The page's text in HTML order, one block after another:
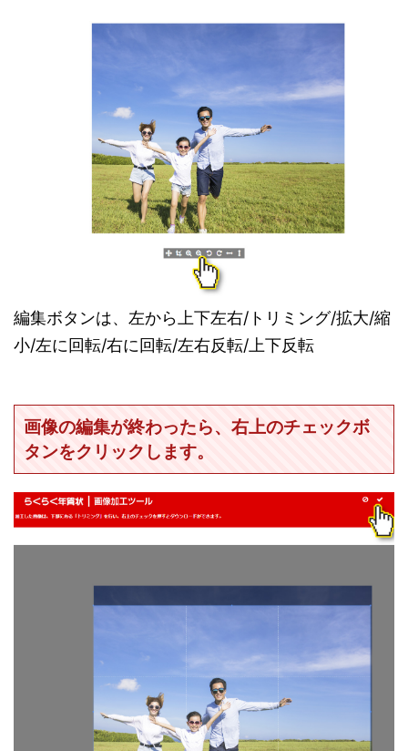
編集ボタンは、左から上下左右/トリミング/拡大/縮
小/左に回転/右に回転/左右反転/上下反転
画像の編集が終わったら、右上のチェックボ
タンをクリックします。